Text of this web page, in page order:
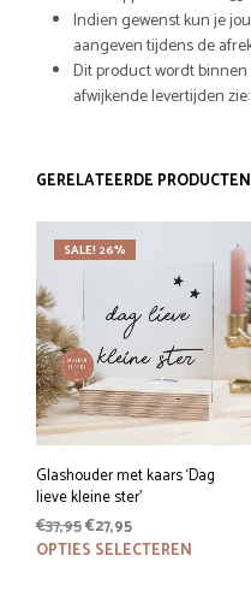
Indien gewenst kun je
aangeven tijdens de
Dit product wordt binnen
afwijkende levertijden zie:
GERELATEERDE PRODUCTEN
SALE! 26%
Glashouder met kaars ‘Dag
lieve kleine ster’
€37,95Oorspronkelijke
prijs
€27,95Huidige
prijs
OPTIES SELECTEREN